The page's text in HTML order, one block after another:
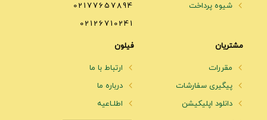
شیوه پرداخت
02177657894
02126710241
مشتریان
مقررات
پیگیری سفارشات
دانلود اپلیکیشن
فیلون
ارتباط با ما
درباره ما
اطلـاعیه